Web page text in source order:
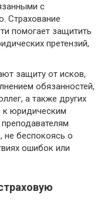
с
Страхование
помогает защитить
претензий,
защиту от исков,
обязанностей,
а также других
к юридическим
не беспокоясь о
ошибок или